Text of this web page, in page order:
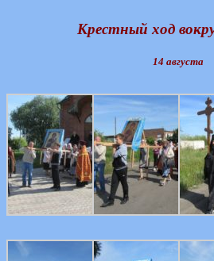
Крестный ход
14 августа